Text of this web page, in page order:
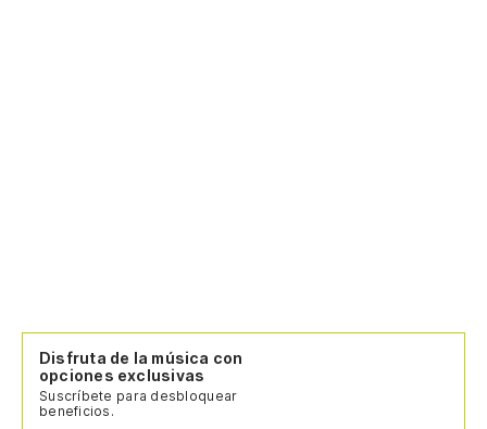
Disfruta de la música con
opciones exclusivas
Suscríbete para desbloquear
beneficios.